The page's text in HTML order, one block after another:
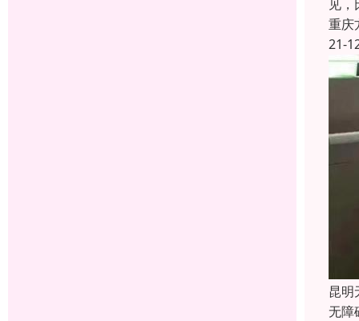
见
重庆
21-
昆明
无障